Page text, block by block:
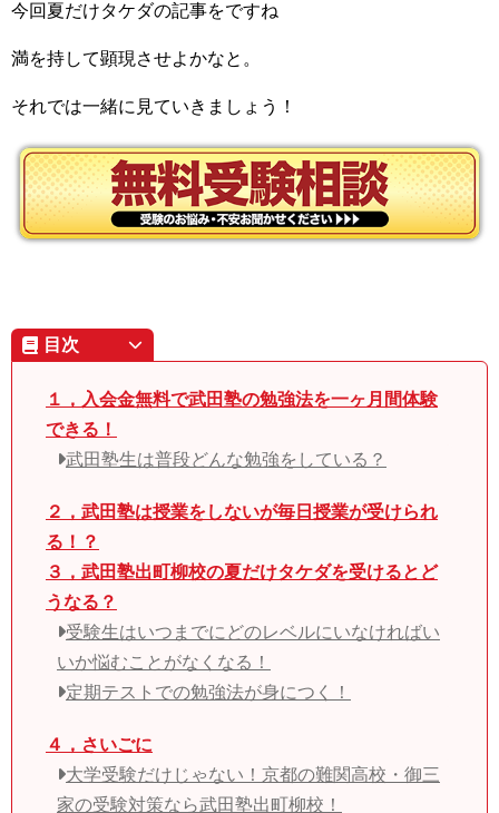
今回夏だけタケダの記事をですね
満を持して顕現させよかなと。
それでは一緒に見ていきましょう！
目次
１，入会金無料で武田塾の勉強法を一ヶ月間体験
できる！
武田塾生は普段どんな勉強をしている？
２，武田塾は授業をしないが毎日授業が受けられ
る！？
３，武田塾出町柳校の夏だけタケダを受けるとど
うなる？
受験生はいつまでにどのレベルにいなければい
いか悩むことがなくなる！
定期テストでの勉強法が身につく！
４，さいごに
大学受験だけじゃない！京都の難関高校・御三
家の受験対策なら武田塾出町柳校！